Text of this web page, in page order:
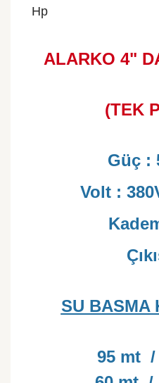
Hp
ALARKO 4"
(TEK
Güç :
Volt :
SU BASMA
95 mt